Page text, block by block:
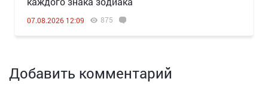
07.08.2026 12:09 875
Добавить комментарий